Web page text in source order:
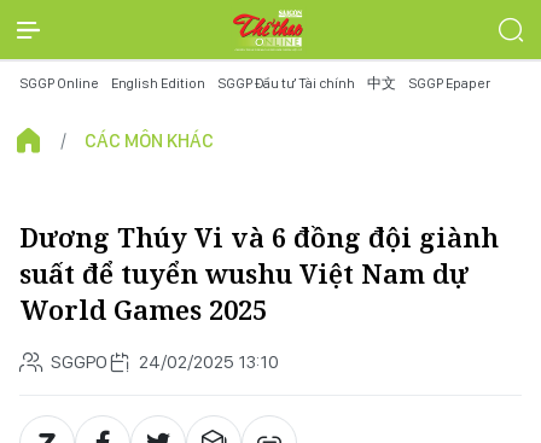
SGGP Online English Edition SGGP Đầu tư Tài chính 中文 SGGP Epaper
CÁC MÔN KHÁC
Dương Thúy Vi và 6 đồng đội giành
suất để tuyển wushu Việt Nam dự
World Games 2025
SGGPO 24/02/2025 13:10